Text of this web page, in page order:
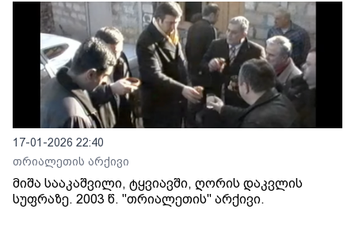
17-01-2026 22:40
თრიალეთის არქივი
მიშა სააკაშვილი, ტყვიავში, ღორის დაკვლის
სუფრაზე. 2003 წ. "თრიალეთის" არქივი.